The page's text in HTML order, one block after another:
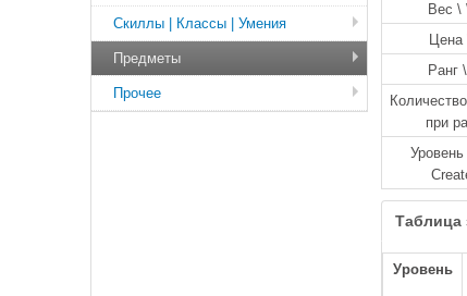
Вес \
Цена
Ранг
при
Таблица
Уровень
Скиллы | Классы | Умения
Предметы
Прочее